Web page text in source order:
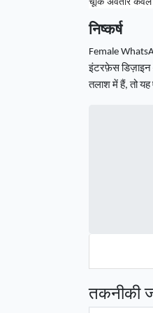
निष्कर्ष
Female
इंटरफ़ेस
तलाश में हैं, तो यह
तकनीकी